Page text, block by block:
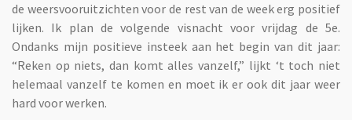
de weersvooruitzichten voor de rest van de week erg positief
lijken. Ik plan de volgende visnacht voor vrijdag de 5e.
Ondanks mijn positieve insteek aan het begin van dit jaar:
“Reken op niets, dan komt alles vanzelf,” lijkt ‘t toch niet
helemaal vanzelf te komen en moet ik er ook dit jaar weer
hard voor werken.